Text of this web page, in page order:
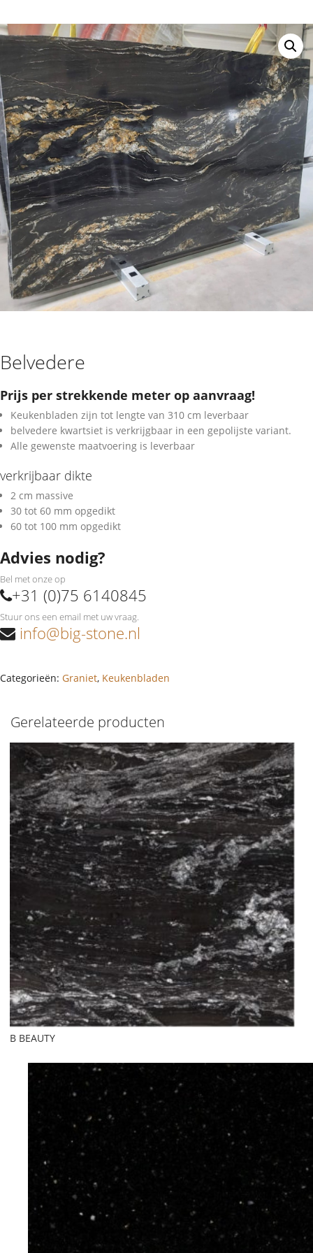
Belvedere
Prijs per strekkende meter op aanvraag!
Keukenbladen zijn tot lengte van 310 cm leverbaar
belvedere kwartsiet is verkrijgbaar in een gepolijste variant.
Alle gewenste maatvoering is leverbaar
verkrijbaar dikte
2 cm massive
30 tot 60 mm opgedikt
60 tot 100 mm opgedikt
Advies nodig?
Bel met onze op
+31 (0)75 6140845
Stuur ons een email met uw vraag.
info@big-stone.nl
Categorieën: Graniet, Keukenbladen
Gerelateerde producten
B BEAUTY